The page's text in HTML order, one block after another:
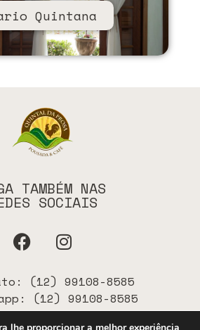
Quintana​
TAMBÉM NAS
SOCIAIS
(12) 99108-8585
(12) 99108-8585
de Privacidade